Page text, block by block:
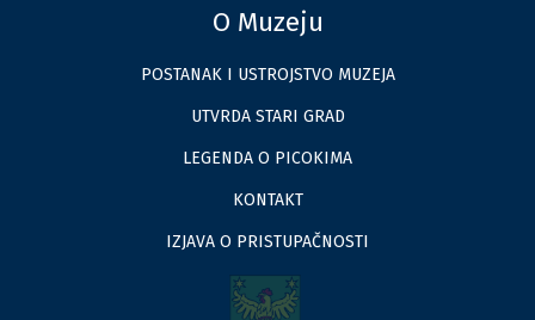
O Muzeju
POSTANAK I USTROJSTVO MUZEJA
UTVRDA STARI GRAD
LEGENDA O PICOKIMA
KONTAKT
IZJAVA O PRISTUPAČNOSTI